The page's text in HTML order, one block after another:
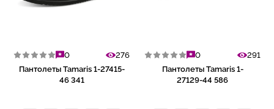
0
276
Пантолеты Tamaris 1-27415-
46 341
0
291
Пантолеты Tamaris 1-
27129-44 586